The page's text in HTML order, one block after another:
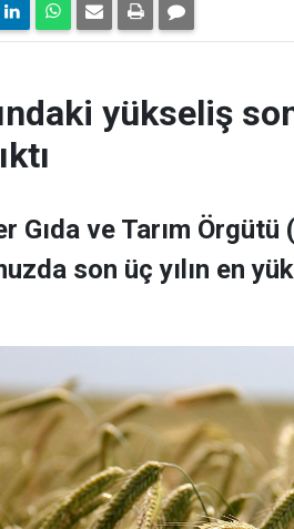
yükseliş
Gıda ve Tarım Örgütü
son üç yılın en